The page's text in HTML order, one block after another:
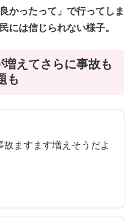
かったって」 で行ってしま
には信じられない様子。
えてさらに事故も
も
ますます増えそうだよ